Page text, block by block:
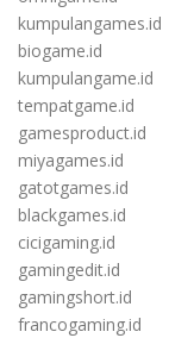
kumpulangames.id
biogame.id
kumpulangame.id
tempatgame.id
gamesproduct.id
miyagames.id
gatotgames.id
blackgames.id
cicigaming.id
gamingedit.id
gamingshort.id
francogaming.id